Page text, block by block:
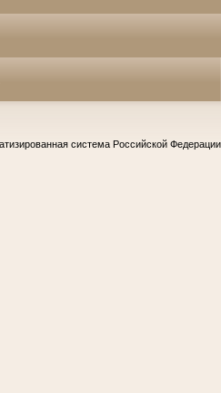
система Российской